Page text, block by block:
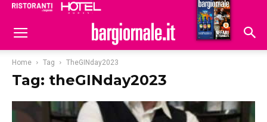
Hoteldomani
Home Tag TheGINday2023
Tag: theGINday2023